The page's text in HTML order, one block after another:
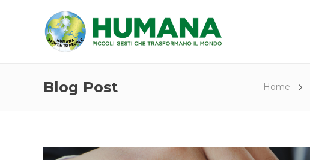
Blog Post Home